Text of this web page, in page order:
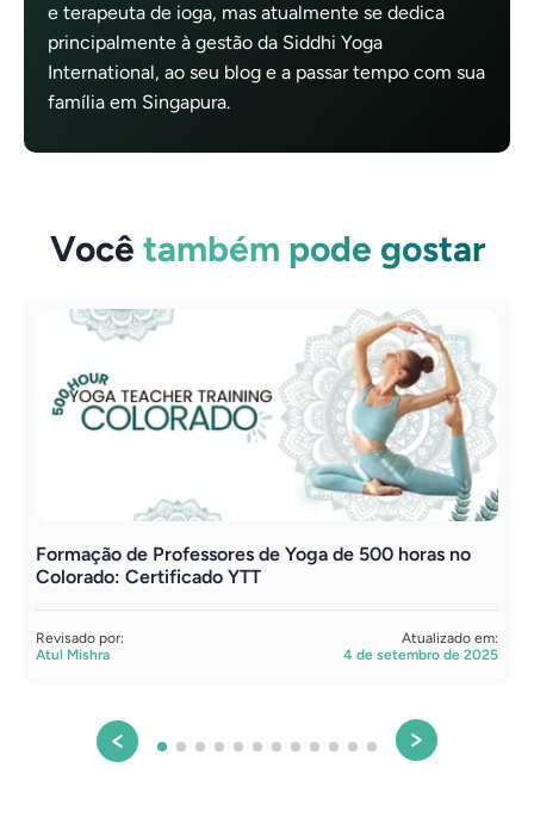
e terapeuta de ioga, mas atualmente se dedica
principalmente à gestão da Siddhi Yoga
International, ao seu blog e a passar tempo com sua
família em Singapura.
Você também pode gostar
Formação de Professores de Yoga de 500 horas no
Colorado: Certificado YTT
Revisado por:
Atul Mishra
Atualizado em:
4 de setembro de 2025